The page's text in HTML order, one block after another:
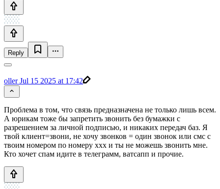
Reply
ollerJul 15 2025 at 17:42
Проблема в том, что связь предназначена не только лишь всем.
А юрикам тоже бы запретить звонить без бумажки с
разрешением за личной подписью, и никаких передач баз. Я
твой клиент=звони, не хочу звонков = один звонок или смс с
твоим номером по номеру xxx и ты не можешь звонить мне.
Кто хочет спам идите в телеграмм, ватсапп и прочие.